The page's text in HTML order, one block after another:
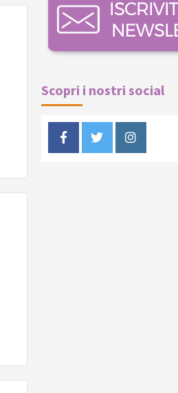
Scopri i nostri social
FacebookTwitterInstagram